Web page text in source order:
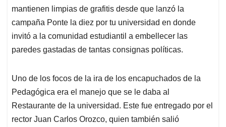
mantienen limpias de grafitis desde que lanzó la
campaña Ponte la diez por tu universidad en donde
invitó a la comunidad estudiantil a embellecer las
paredes gastadas de tantas consignas políticas.
Uno de los focos de la ira de los encapuchados de la
Pedagógica era el manejo que se le daba al
Restaurante de la universidad. Este fue entregado por el
rector Juan Carlos Orozco, quien también salió